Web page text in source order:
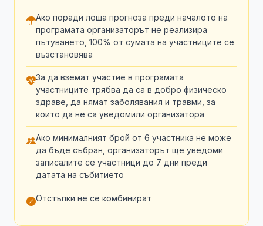
Ако поради лоша прогноза преди началото на
програмата организаторът не реализира
пътуването, 100% от сумата на участниците се
възстановява
За да вземат участие в програмата
участниците трябва да са в добро физическо
здраве, да нямат заболявания и травми, за
които да не са уведомили организатора
Ако минималният брой от 6 участника не може
да бъде събран, организаторът ще уведоми
записалите се участници до 7 дни преди
датата на събитието
Отстъпки не се комбинират